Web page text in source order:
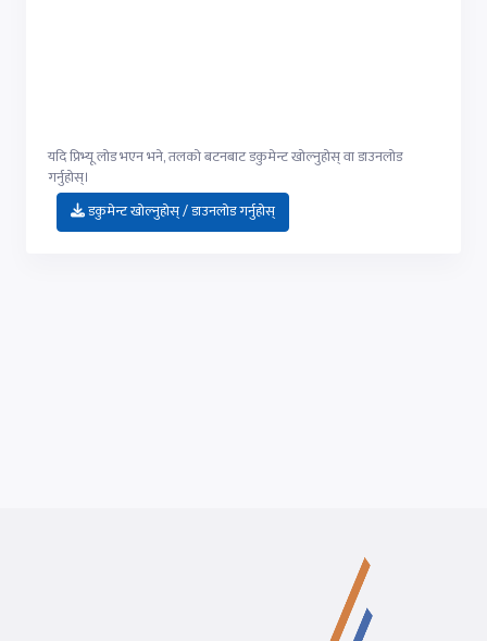
यदि प्रिभ्यू लोड भएन भने, तलको बटनबाट डकुमेन्ट खोल्नुहोस् वा डाउनलोड
गर्नुहोस्।
डकुमेन्ट खोल्नुहोस् / डाउनलोड गर्नुहोस्